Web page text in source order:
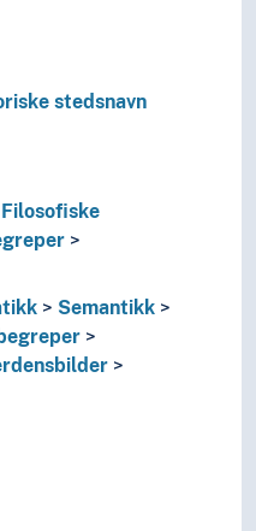
stedsnavn
Filosofiske
Semantikk